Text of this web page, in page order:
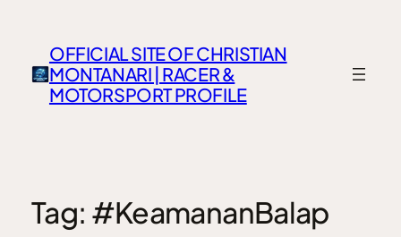
OFFICIAL SITE OF CHRISTIAN
MONTANARI | RACER &
MOTORSPORT PROFILE
Tag: #KeamananBalap